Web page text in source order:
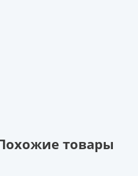
товары